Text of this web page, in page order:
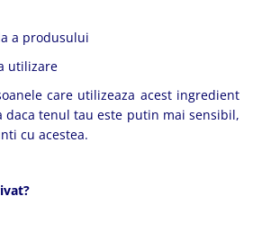
a produsului
utilizare
care utilizeaza acest ingredient
tenul tau este putin mai sensibil,
cu acestea.